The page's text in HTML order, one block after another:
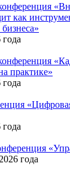
как
года
практике»
года
года
года